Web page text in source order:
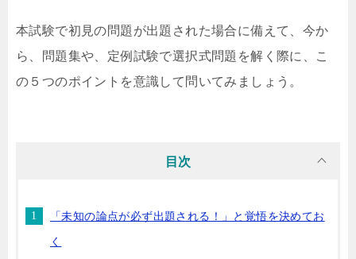
本試験で初見の問題が出題された場合に備えて、今か
ら、問題集や、定例試験で選択式問題を解く際に、こ
の５つのポイントを意識して問いてみましょう。
目次
「未知の論点が必ず出題される！」と覚悟を決めてお
く